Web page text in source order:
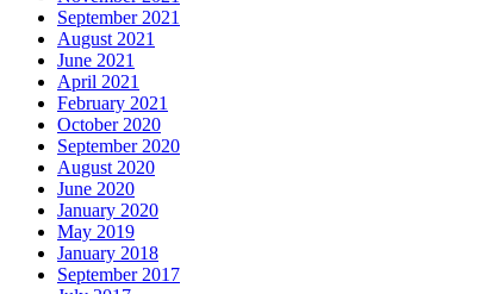
September 2021
August 2021
June 2021
April 2021
February 2021
October 2020
September 2020
August 2020
June 2020
January 2020
May 2019
January 2018
September 2017